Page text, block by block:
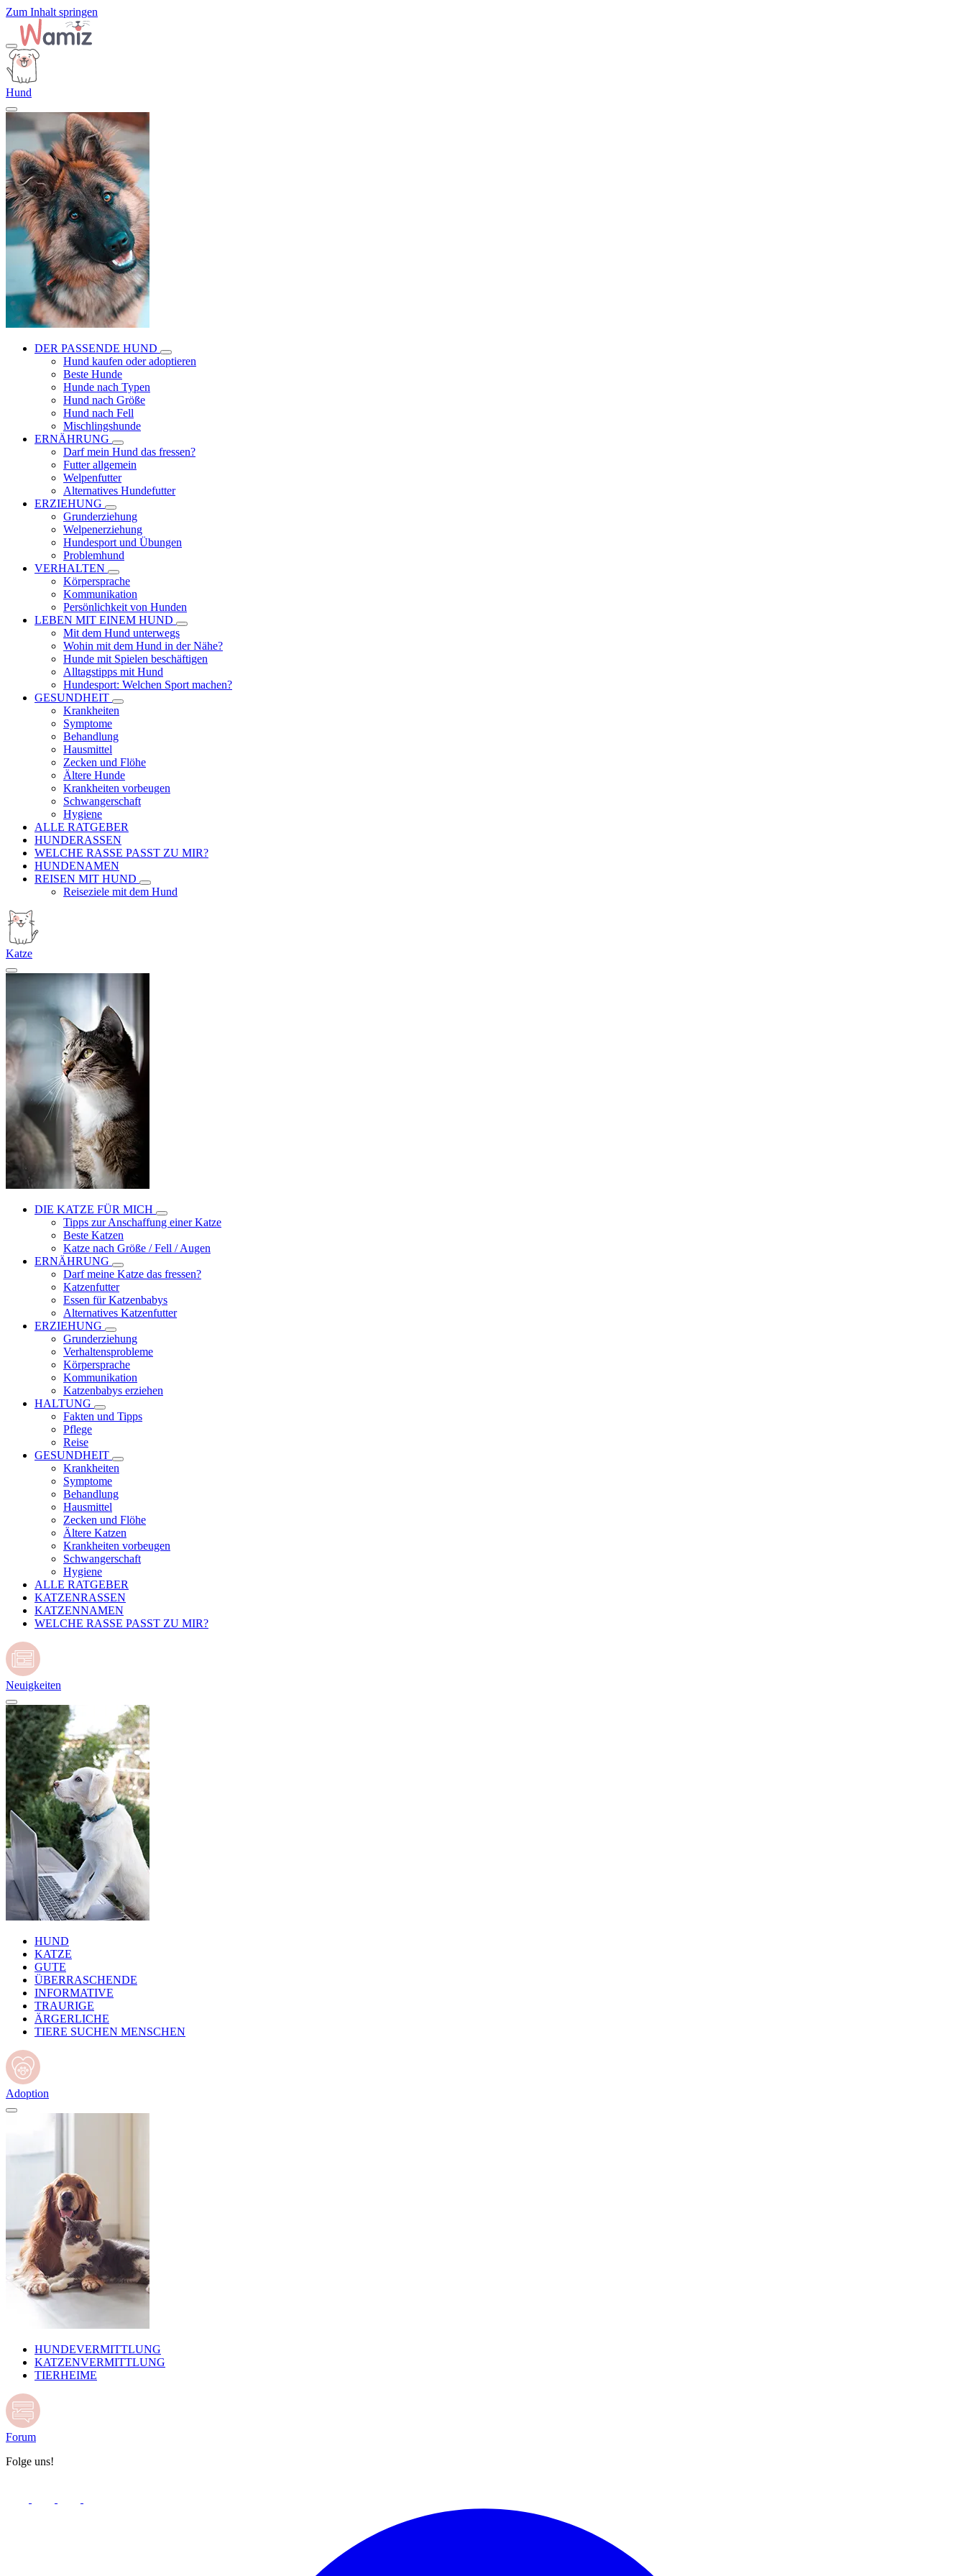
Zum Inhalt springen
Hund
DER PASSENDE HUND
Hund kaufen oder adoptieren
Beste Hunde
Hunde nach Typen
Hund nach Größe
Hund nach Fell
Mischlingshunde
ERNÄHRUNG
Darf mein Hund das fressen?
Futter allgemein
Welpenfutter
Alternatives Hundefutter
ERZIEHUNG
Grunderziehung
Welpenerziehung
Hundesport und Übungen
Problemhund
VERHALTEN
Körpersprache
Kommunikation
Persönlichkeit von Hunden
LEBEN MIT EINEM HUND
Mit dem Hund unterwegs
Wohin mit dem Hund in der Nähe?
Hunde mit Spielen beschäftigen
Alltagstipps mit Hund
Hundesport: Welchen Sport machen?
GESUNDHEIT
Krankheiten
Symptome
Behandlung
Hausmittel
Zecken und Flöhe
Ältere Hunde
Krankheiten vorbeugen
Schwangerschaft
Hygiene
ALLE RATGEBER
HUNDERASSEN
WELCHE RASSE PASST ZU MIR?
HUNDENAMEN
REISEN MIT HUND
Reiseziele mit dem Hund
Katze
DIE KATZE FÜR MICH
Tipps zur Anschaffung einer Katze
Beste Katzen
Katze nach Größe / Fell / Augen
ERNÄHRUNG
Darf meine Katze das fressen?
Katzenfutter
Essen für Katzenbabys
Alternatives Katzenfutter
ERZIEHUNG
Grunderziehung
Verhaltensprobleme
Körpersprache
Kommunikation
Katzenbabys erziehen
HALTUNG
Fakten und Tipps
Pflege
Reise
GESUNDHEIT
Krankheiten
Symptome
Behandlung
Hausmittel
Zecken und Flöhe
Ältere Katzen
Krankheiten vorbeugen
Schwangerschaft
Hygiene
ALLE RATGEBER
KATZENRASSEN
KATZENNAMEN
WELCHE RASSE PASST ZU MIR?
Neuigkeiten
HUND
KATZE
GUTE
ÜBERRASCHENDE
INFORMATIVE
TRAURIGE
ÄRGERLICHE
TIERE SUCHEN MENSCHEN
Adoption
HUNDEVERMITTLUNG
KATZENVERMITTLUNG
TIERHEIME
Forum
Folge uns!